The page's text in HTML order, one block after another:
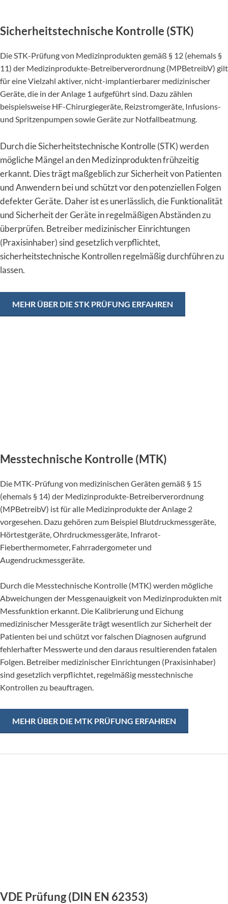
Sicherheitstechnische Kontrolle (STK)
Die STK-Prüfung von Medizinprodukten gemäß § 12 (ehemals §
11) der Medizinprodukte-Betreiberverordnung (MPBetreibV) gilt
für eine Vielzahl aktiver, nicht-implantierbarer medizinischer
Geräte, die in der Anlage 1 aufgeführt sind. Dazu zählen
beispielsweise HF-Chirurgiegeräte, Reizstromgeräte, Infusions-
und Spritzenpumpen sowie Geräte zur Notfallbeatmung.
Durch die Sicherheitstechnische Kontrolle (STK) werden
mögliche Mängel an den Medizinprodukten frühzeitig
erkannt. Dies trägt maßgeblich zur Sicherheit von Patienten
und Anwendern bei und schützt vor den potenziellen Folgen
defekter Geräte. Daher ist es unerlässlich, die Funktionalität
und Sicherheit der Geräte in regelmäßigen Abständen zu
überprüfen. Betreiber medizinischer Einrichtungen
(Praxisinhaber) sind gesetzlich verpflichtet,
sicherheitstechnische Kontrollen regelmäßig durchführen zu
lassen.
MEHR ÜBER DIE STK PRÜFUNG ERFAHREN
Messtechnische Kontrolle (MTK)
Die MTK-Prüfung von medizinischen Geräten gemäß § 15
(ehemals § 14) der Medizinprodukte-Betreiberverordnung
(MPBetreibV) ist für alle Medizinprodukte der Anlage 2
vorgesehen. Dazu gehören zum Beispiel Blutdruckmessgeräte,
Hörtestgeräte, Ohrdruckmessgeräte, Infrarot-
Fieberthermometer, Fahrradergometer und
Augendruckmessgeräte.
Durch die Messtechnische Kontrolle (MTK) werden mögliche
Abweichungen der Messgenauigkeit von Medizinprodukten mit
Messfunktion erkannt. Die Kalibrierung und Eichung
medizinischer Messgeräte trägt wesentlich zur Sicherheit der
Patienten bei und schützt vor falschen Diagnosen aufgrund
fehlerhafter Messwerte und den daraus resultierenden fatalen
Folgen. Betreiber medizinischer Einrichtungen (Praxisinhaber)
sind gesetzlich verpflichtet, regelmäßig messtechnische
Kontrollen zu beauftragen.
MEHR ÜBER DIE MTK PRÜFUNG ERFAHREN
VDE Prüfung (DIN EN 62353)